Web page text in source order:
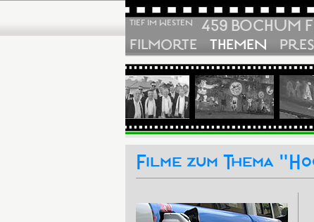
TIEF IM WESTEN 459 BOCHUM
FILMORTE THEMEN
Filme zum Thema